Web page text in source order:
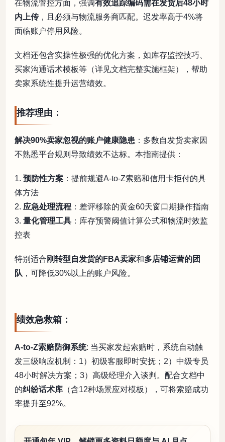
在物流管控方面，强调有效追踪编码需在发货后48小时
内上传，且必须与物流服务商匹配。迟发率高于4%将
面临账户停用风险。
文档还包含实操性极强的优化方案，如库存监控技巧、
买家沟通话术模板等（详见文档完整实施框架），帮助
卖家系统性提升运营绩效。
推荐理由：
解决90%卖家忽视的账户健康隐患 ：多数自发货卖家因
不熟悉平台规则导致绩效不达标。本指南提供：
1. 预防性方案 ：提前规避A-to-Z索赔和信用卡拒付的具
体方法
2. 应急处理流程 ：差评移除的黄金60天窗口期操作指南
3. 量化管理工具 ：库存预警阈值计算公式和物流时效监
控表
特别适合 刚转型自发货的FBA卖家和多店铺运营的团
队 ，可降低30%以上的账户风险。
绩效急救箱：
A-to-Z索赔防御系统: 当买家发起索赔时，系统自动触
发三级响应机制：1）初级客服即时安抚；2）中级专员
48小时解决方案；3）高级经理介入谈判。配合文档中
的纠纷话术库 （含12种场景应对模板），可将索赔成功
率提升至92%。